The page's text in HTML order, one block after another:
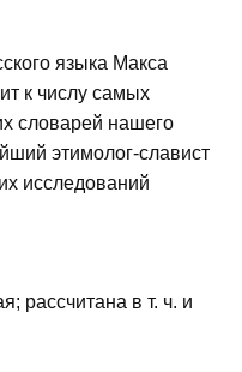
языка Макса
к числу самых
словарей нашего
этимолог-славист
исследований
рассчитана в т. ч. и